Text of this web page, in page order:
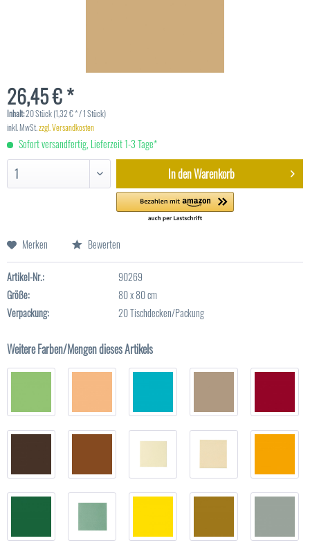
26,45 € *
Inhalt:20 Stück (1,32 € * / 1 Stück)
inkl. MwSt.zzgl. Versandkosten
Sofort versandfertig, Lieferzeit 1-3 Tage*
In denWarenkorb
Merken Bewerten
Artikel-Nr.:
90269
Größe:
80 x 80 cm
Verpackung:
20 Tischdecken/Packung
Weitere Farben/Mengen dieses Artikels